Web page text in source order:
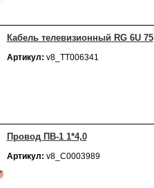
Кабель телевизионный RG 6U 75
Артикул: v8_ТТ006341
Провод ПВ-1 1*4,0
Артикул: v8_С0003989